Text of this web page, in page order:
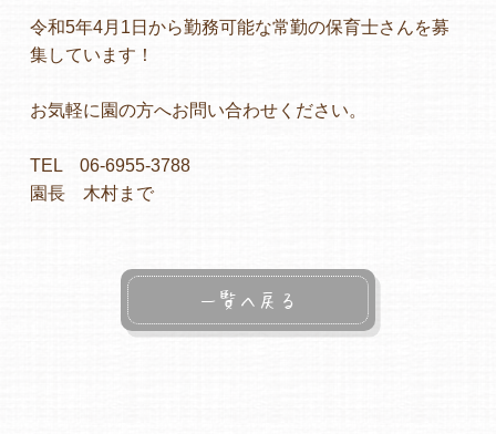
各保育園のご紹介
令和5年4月1日から勤務可能な常勤の保育士さんを募
集しています！
お気軽に園の方へお問い合わせください。
TEL 06-6955-3788
園長 木村まで
一覧へ戻る